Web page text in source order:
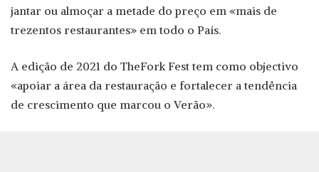
jantar ou almoçar a metade do preço em «mais de
trezentos restaurantes» em todo o País.
A edição de 2021 do TheFork Fest tem como objectivo
«apoiar a área da restauração e fortalecer a tendência
de crescimento que marcou o Verão».